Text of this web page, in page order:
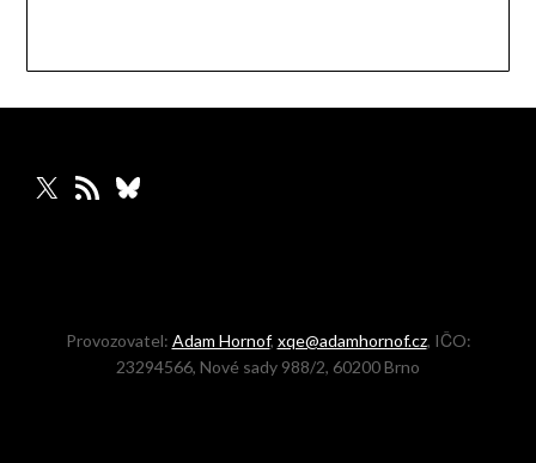
X RSS zdrojBluesky
Provozovatel: Adam Hornof, xqe@adamhornof.cz, IČO:
23294566, Nové sady 988/2, 60200 Brno